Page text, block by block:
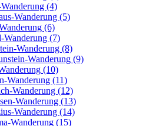
(4)
Wanderung (5)
(6)
Wanderung (7)
Wanderung (8)
Wanderung (9)
(10)
Wanderung (11)
Wanderung (12)
Wanderung (13)
Wanderung (14)
Wanderung (15)